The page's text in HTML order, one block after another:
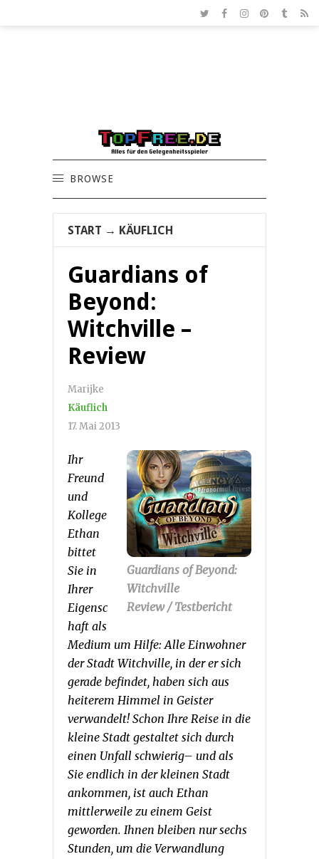
BROWSE
START → KÄUFLICH
Guardians of
Beyond:
Witchville –
Review
Marijke
Käuflich
17. Mai 2013
Guardians of Beyond:
Witchville
Review / Testbericht
Ihr
Freund
und
Kollege
Ethan
bittet
Sie in
Ihrer
Eigensc
haft als
Medium um Hilfe: Alle Einwohner
der Stadt Witchville, in der er sich
gerade befindet, haben sich aus
heiterem Himmel in Geister
verwandelt! Schon Ihre Reise in die
kleine Stadt gestaltet sich durch
einen Unfall schwierig– und als
Sie endlich in der kleinen Stadt
ankommen, ist auch Ethan
mittlerweile zu einem Geist
geworden. Ihnen bleiben nur sechs
Stunden, um die Verwandlung